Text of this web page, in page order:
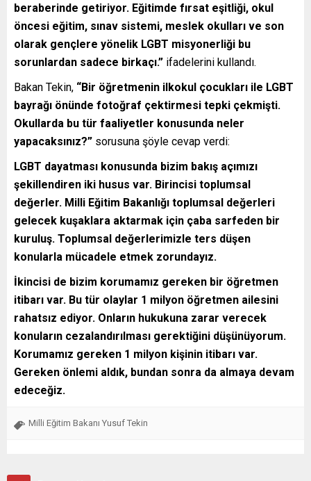
beraberinde getiriyor. Eğitimde fırsat eşitliği, okul
öncesi eğitim, sınav sistemi, meslek okulları ve son
olarak gençlere yönelik LGBT misyonerliği bu
sorunlardan sadece birkaçı.” ifadelerini kullandı.
Bakan Tekin, “Bir öğretmenin ilkokul çocukları ile LGBT
bayrağı önünde fotoğraf çektirmesi tepki çekmişti.
Okullarda bu tür faaliyetler konusunda neler
yapacaksınız?” sorusuna şöyle cevap verdi:
LGBT dayatması konusunda bizim bakış açımızı
şekillendiren iki husus var. Birincisi toplumsal
değerler. Milli Eğitim Bakanlığı toplumsal değerleri
gelecek kuşaklara aktarmak için çaba sarfeden bir
kuruluş. Toplumsal değerlerimizle ters düşen
konularla mücadele etmek zorundayız.
İkincisi de bizim korumamız gereken bir öğretmen
itibarı var. Bu tür olaylar 1 milyon öğretmen ailesini
rahatsız ediyor. Onların hukukuna zarar verecek
konuların cezalandırılması gerektiğini düşünüyorum.
Korumamız gereken 1 milyon kişinin itibarı var.
Gereken önlemi aldık, bundan sonra da almaya devam
edeceğiz.
Milli Eğitim Bakanı Yusuf Tekin